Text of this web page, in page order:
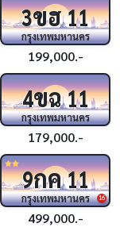
3ขฮ11
กรุงเทพมหานคร
199,000.-
4ขฉ11
กรุงเทพมหานคร
179,000.-
16
9กค11
กรุงเทพมหานคร
499,000.-